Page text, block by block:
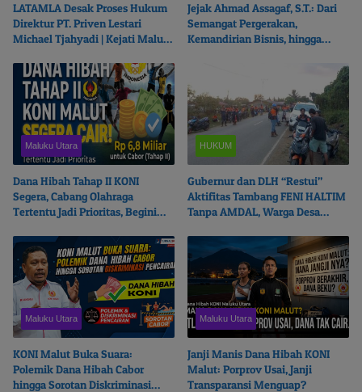
LATAMLA Desak Proses Hukum
Direktur PT. Priven Lestari
Michael Tjahyadi | Kejati Malut
Jejak Ahmad Assagaf, S.T.: Dari
Semangat Pergerakan,
Kemandirian Bisnis, hingga
Maluku Utara
Dana Hibah Tahap II KONI
Segera, Cabang Olahraga
Tertentu Jadi Prioritas, Begini
HUKUM
Gubernur dan DLH “Restui”
Aktifitas Tambang FENI HALTIM
Tanpa AMDAL, Warga Desa
Maluku Utara
KONI Malut Buka Suara:
Polemik Dana Hibah Cabor
hingga Sorotan Diskriminasi
Maluku Utara
Janji Manis Dana Hibah KONI
Malut: Porprov Usai, Janji
Transparansi Menguap?